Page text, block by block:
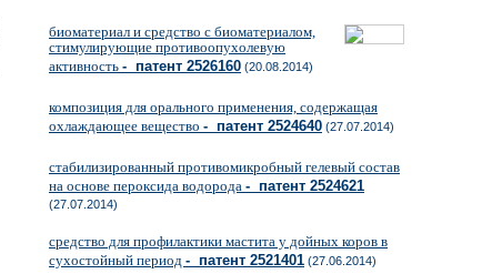
биоматериал и средство с биоматериалом,
стимулирующие противоопухолевую
активность - патент 2526160 (20.08.2014)
композиция для орального применения, содержащая
охлаждающее вещество - патент 2524640 (27.07.2014)
стабилизированный противомикробный гелевый состав
на основе пероксида водорода - патент 2524621
(27.07.2014)
средство для профилактики мастита у дойных коров в
сухостойный период - патент 2521401 (27.06.2014)